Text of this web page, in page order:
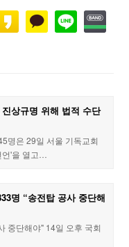
상규명 위해 법적 수단
명은 29일 서울 기독교회
'을 열고…
명 “송전탑 공사 중단해
중단해야" 14일 오후 국회